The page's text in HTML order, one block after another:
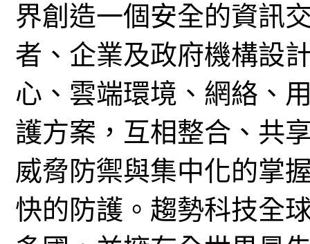
界創造一個安全的資訊
者、企業及政府機構設
心、雲端環境、網絡、
護方案，互相整合、共
威脅防禦與集中化的掌
快的防護。趨勢科技全